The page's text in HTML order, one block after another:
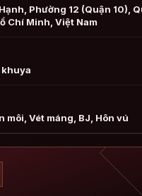
Phường 12 (Quận 10),
Chí Minh, Việt Nam
môi, Vét máng, BJ, Hôn vú